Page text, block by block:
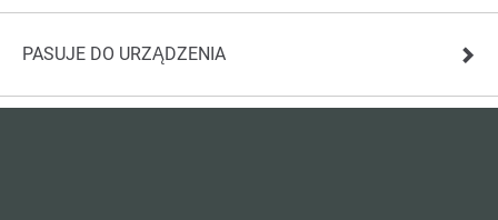
PASUJE DO URZĄDZENIA